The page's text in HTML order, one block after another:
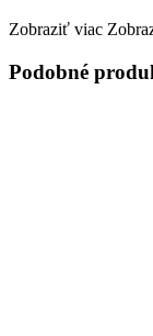
Zobraziť viac
Podobné